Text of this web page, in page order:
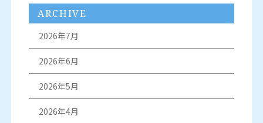
ARCHIVE
2026年7月
2026年6月
2026年5月
2026年4月